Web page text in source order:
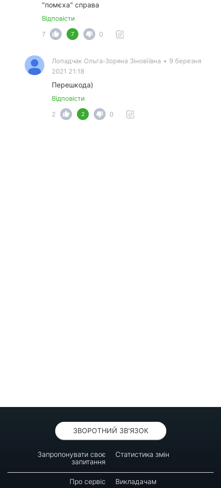
"помєха" справа
Відповісти
7
7 0
Лопадчак Ольга-Зоряна Зіновіївна • 9 березня
2021 21:18
Перешкода)
Відповісти
2
2 0
ЗВОРОТНИЙ ЗВ'ЯЗОК
Запропонувати своє
запитання
Статистика змін
Про сервіс Викладачам